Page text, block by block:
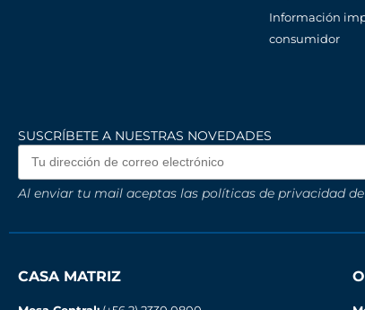
Información
consumidor
SUSCRÍBETE A NUESTRAS NOVEDADES
Al enviar tu mail aceptas las políticas de privacidad
CASA MATRIZ